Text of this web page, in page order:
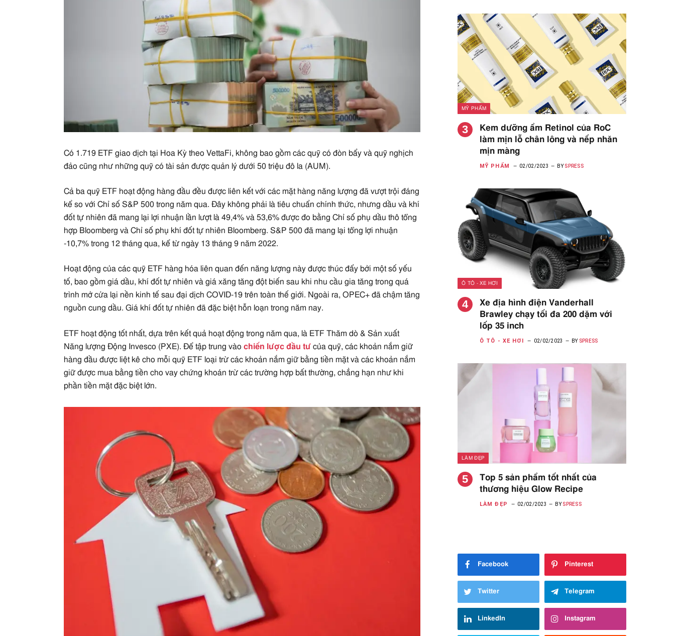
Có 1.719 ETF giao dịch tại Hoa Kỳ theo VettaFi, không bao gồm các quỹ có đòn bẩy và quỹ nghịch
đảo cũng như những quỹ có tài sản được quản lý dưới 50 triệu đô la (AUM).
Cả ba quỹ ETF hoạt động hàng đầu đều được liên kết với các mặt hàng năng lượng đã vượt trội đáng
kể so với Chỉ số S&P 500 trong năm qua. Đây không phải là tiêu chuẩn chính thức, nhưng dầu và khí
đốt tự nhiên đã mang lại lợi nhuận lần lượt là 49,4% và 53,6% được đo bằng Chỉ số phụ dầu thô tổng
hợp Bloomberg và Chỉ số phụ khí đốt tự nhiên Bloomberg. S&P 500 đã mang lại tổng lợi nhuận
-10,7% trong 12 tháng qua, kể từ ngày 13 tháng 9 năm 2022.
Hoạt động của các quỹ ETF hàng hóa liên quan đến năng lượng này được thúc đẩy bởi một số yếu
tố, bao gồm giá dầu, khí đốt tự nhiên và giá xăng tăng đột biến sau khi nhu cầu gia tăng trong quá
trình mở cửa lại nền kinh tế sau đại dịch COVID-19 trên toàn thế giới. Ngoài ra, OPEC+ đã chậm tăng
nguồn cung dầu. Giá khí đốt tự nhiên đã đặc biệt hỗn loạn trong năm nay.
ETF hoạt động tốt nhất, dựa trên kết quả hoạt động trong năm qua, là ETF Thăm dò & Sản xuất
Năng lượng Động Invesco (PXE). Để tập trung vàochiến lược đầu tư của quỹ, các khoản nắm giữ
hàng đầu được liệt kê cho mỗi quỹ ETF loại trừ các khoản nắm giữ bằng tiền mặt và các khoản nắm
giữ được mua bằng tiền cho vay chứng khoán trừ các trường hợp bất thường, chẳng hạn như khi
phần tiền mặt đặc biệt lớn.
MỸ PHẨM
Kem dưỡng ẩm Retinol của RoC
làm mịn lỗ chân lông và nếp nhăn
mịn màng
MỸ PHẨM 02/02/2023 BY SPRESS
Ô TÔ - XE HƠI
Xe địa hình điện Vanderhall
Brawley chạy tối đa 200 dặm với
lốp 35 inch
Ô TÔ - XE HƠI 02/02/2023 BY SPRESS
LÀM ĐẸP
Top 5 sản phẩm tốt nhất của
thương hiệu Glow Recipe
LÀM ĐẸP 02/02/2023 BY SPRESS
Facebook Pinterest
Twitter Telegram
LinkedIn Instagram